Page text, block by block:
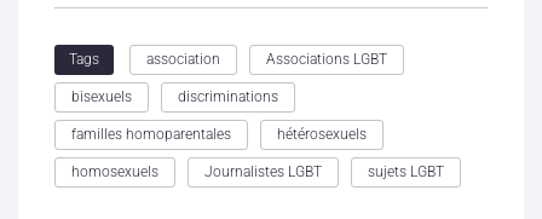
Tags association Associations LGBT
bisexuels discriminations
familles homoparentales hétérosexuels
homosexuels Journalistes LGBT sujets LGBT